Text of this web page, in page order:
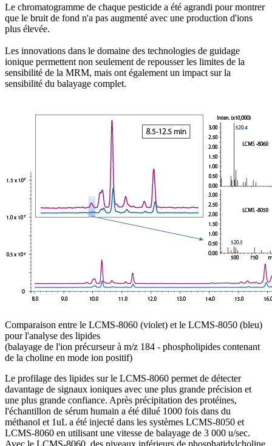
Le chromatogramme de chaque pesticide a été agrandi pour montrer
que le bruit de fond n'a pas augmenté avec une production d'ions
plus élevée.
Les innovations dans le domaine des technologies de guidage
ionique permettent non seulement de repousser les limites de la
sensibilité de la MRM, mais ont également un impact sur la
sensibilité du balayage complet.
Comparaison entre le LCMS-8060 (violet) et le LCMS-8050 (bleu)
pour l'analyse des lipides
(balayage de l'ion précurseur à m/z 184 - phospholipides contenant
de la choline en mode ion positif)
Le profilage des lipides sur le LCMS-8060 permet de détecter
davantage de signaux ioniques avec une plus grande précision et
une plus grande confiance. Après précipitation des protéines,
l'échantillon de sérum humain a été dilué 1000 fois dans du
méthanol et 1uL a été injecté dans les systèmes LCMS-8050 et
LCMS-8060 en utilisant une vitesse de balayage de 3 000 u/sec.
Avec le LCMS-8060, des niveaux inférieurs de phosphatidylcholine